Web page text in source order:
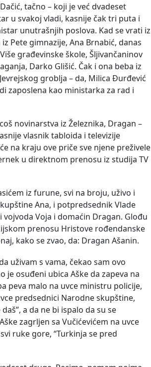
tačno – koji je već dvadeset
u svakoj vladi, kasnije čak tri puta i
unutrašnjih poslova. Kad se vrati iz
Pete gimnazije, Ana Brnabić, danas
građevinske škole, Šljivančaninov
Darko Glišić. Čak i ona beba iz
groblja – da, Milica Đurđević
zaposlena kao ministarka za rad i
novinarstva iz Železnika, Dragan –
vlasnik tabloida i televizije
na kraju ove priče sve njene preživele
u direktnom prenosu iz studija TV
iz furune, svi na broju, uživo i
Ana, i potpredsednik Vlade
Voja i domaćin Dragan. Glođu
prenosu Hristove rođendanske
kako se zvao, da: Dragan Ašanin.
uživam s vama, čekao sam ovo
je osuđeni ubica Aške da zapeva na
peva malo na uvce ministru policije,
predsednici Narodne skupštine,
a da ne bi ispalo da su se
zagrljen sa Vučićevićem na uvce
ruke gore, “Turkinja se pred